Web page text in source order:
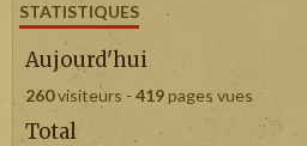
STATISTIQUES
Aujourd'hui
260visiteurs - 419pages vues
Total